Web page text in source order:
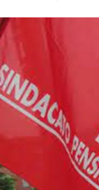
SOCIETÀ
CULTURA
ECONOMIA E LAVORO
EVENTI